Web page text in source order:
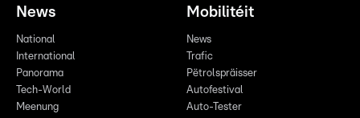
News
National
International
Panorama
Tech-World
Meenung
Mobilitéit
News
Trafic
Pëtrolspräisser
Autofestival
Auto-Tester